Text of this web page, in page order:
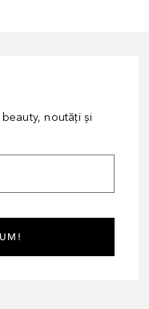
noutăți și